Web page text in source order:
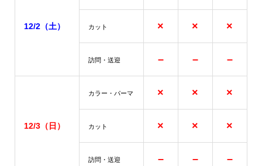
12/2（土） カット × × ×
訪問・送迎 – – –
12/3（日）
カラー・パーマ × × ×
カット × × ×
訪問・送迎 – – –